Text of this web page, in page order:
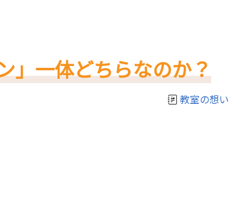
」一体どちらなのか？
教室の想い